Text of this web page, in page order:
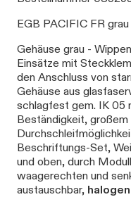
EGB PACIFIC FR grau
Gehäuse grau -
Einsätze mit
den Anschluss von
Gehäuse aus
schlagfest gem. IK 05
Beständigkeit, großem
Beschriftungs-Set,
und oben, durch
waagerechten und
austauschbar,